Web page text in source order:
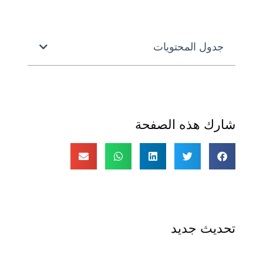
جدول المحتويات
شارك هذه الصفحة
تحديث جديد